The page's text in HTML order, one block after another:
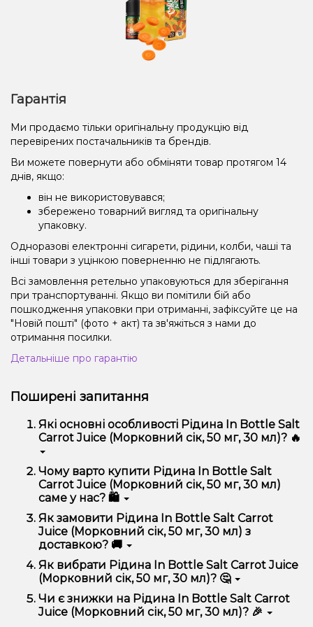
Гарантія
Ми продаємо тільки оригінальну продукцію від
перевірених постачальників та брендів.
Ви можете повернути або обміняти товар протягом 14
днів, якщо:
він не використовувався;
збережено товарний вигляд та оригінальну
упаковку.
Одноразові електронні сигарети, рідини, колби, чаші та
інші товари з уцінкою поверненню не підлягають.
Всі замовлення ретельно упаковуються для зберігання
при транспортуванні. Якщо ви помітили бій або
пошкодження упаковки при отриманні, зафіксуйте це на
"Новій пошті" (фото + акт) та зв'яжіться з нами до
отримання посилки.
Детальніше про гарантію
Поширені запитання
Які основні особливості Рідина In Bottle Salt
Carrot Juice (Морковний сік, 50 мг, 30 мл)? 🔥
Рідина In Bottle Salt Carrot Juice (Морковний сік, 50
мг, 30 мл) відрізняється високою якістю, зручністю
використання та надійністю.
Чому варто купити Рідина In Bottle Salt
Carrot Juice (Морковний сік, 50 мг, 30 мл)
саме у нас? 🛍️
Ми пропонуємо тільки оригінальну продукцію,
широкий асортимент, вигідні ціни та швидку
доставку. Крім того, у нас регулярні акції та знижки
для клієнтів!
Як замовити Рідина In Bottle Salt Carrot
Juice (Морковний сік, 50 мг, 30 мл) з
доставкою? 🚚
Оформити замовлення можна в кілька кліків:
Додайте Рідина In Bottle Salt Carrot Juice
(Морковний сік, 50 мг, 30 мл) до кошика.
Перейдіть до оформлення замовлення.
Як вибрати Рідина In Bottle Salt Carrot Juice
(Морковний сік, 50 мг, 30 мл)? 🤔
Вибір залежить від ваших уподобань – наприклад,
якщо це кальян, враховуйте розмір, матеріал та тип
чаші, якщо вейп – потужність та смак. Наші
Чи є знижки на Рідина In Bottle Salt Carrot
Juice (Морковний сік, 50 мг, 30 мл)? 🎉